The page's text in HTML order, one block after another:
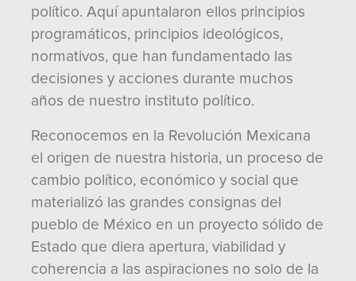
político. Aquí apuntalaron ellos principios
programáticos, principios ideológicos,
normativos, que han fundamentado las
decisiones y acciones durante muchos
años de nuestro instituto político.
Reconocemos en la Revolución Mexicana
el origen de nuestra historia, un proceso de
cambio político, económico y social que
materializó las grandes consignas del
pueblo de México en un proyecto sólido de
Estado que diera apertura, viabilidad y
coherencia a las aspiraciones no solo de la